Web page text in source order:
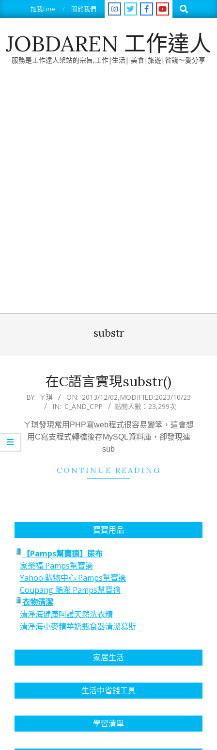
to
加我Line 關於我們 Search
JOBDAREN 工作達人
服務是工作達人架站的宗旨,工作|生活| 美食|旅遊|省錢～愛分享
substr
在C語言實現substr()
2013-
02
BY: ㄚ琪 ON: 2013/12/02,MODIFIED:2023/10/23
IN: C_AND_CPP 點閱人數：23,299次
ㄚ琪發現常用PHP寫web程式很容易變笨，這會想
用C寫支程式轉檔後存MySQL資料庫，卻發現連
sub
CONTINUE READING
寶寶用品
【Pamps幫寶適】尿布
家樂福 Pamps幫寶適
Yahoo 購物中心 Pamps幫寶適
Coupang 酷澎 Pamps幫寶適
衣物清潔
清淨海健康呵護天然洗衣精
清淨海小麥精華奶瓶食器清潔慕斯
家居生活
生活中省錢工具
學習清單